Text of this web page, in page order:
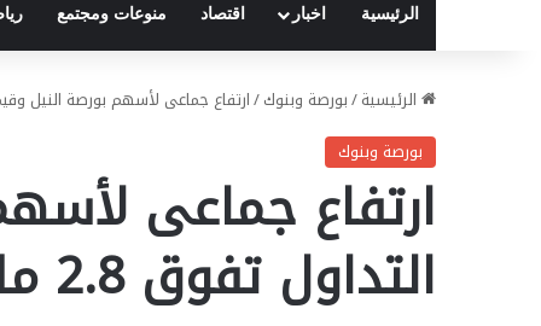
الرئيسية اخبار اقتصاد منوعات ومجتمع
الرئيسية/بورصة وبنوك/ارتفاع جماعى لأسهم بورصة النيل وقيم
بورصة وبنوك
ارتفاع جماعى
التداول تفوق 2.8 مليون جنيه